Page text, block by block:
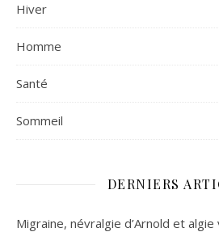
Hiver
Homme
Santé
Sommeil
DERNIERS
Migraine, névralgie d’Arnold et algie